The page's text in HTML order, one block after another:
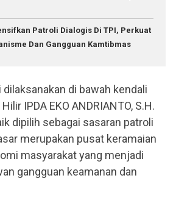
Patroli Dialogis Di TPI, Perkuat
Dan Gangguan Kamtibmas
di bawah kendali
IPDA EKO ANDRIANTO, S.H.
dipilih sebagai sasaran patroli
merupakan pusat keramaian
masyarakat yang menjadi
gangguan keamanan dan